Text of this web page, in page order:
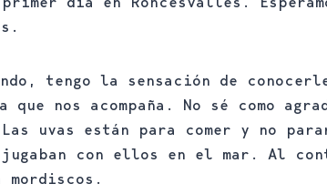
tengo la sensación de
nos acompaña. No sé como
uvas están para comer y no
con ellos en el mar. Al